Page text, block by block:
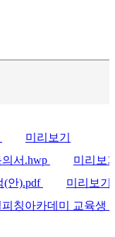
미리보기
서.hwp
미리보
(안).pdf
미리보기
칭아카데미 교육생